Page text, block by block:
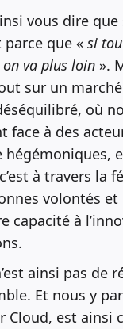
vous dire que
parce que « si
va plus loin ».
sur un
où
face à des
hégémoniques,
à travers la
volontés
capacité à
ainsi pas de
Et nous y
Cloud, est ainsi